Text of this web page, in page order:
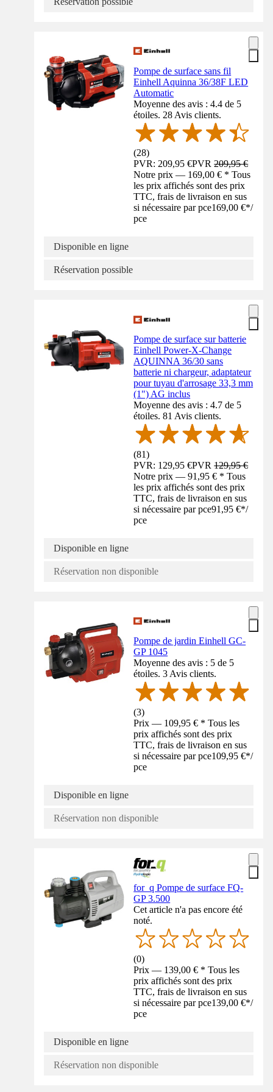
Pompe de surface sans fil
Einhell Aquinna 36/38F LED
Automatic
Moyenne des avis : 4.4 de 5
étoiles. 28 Avis clients.
(28)
PVR: 209,95 €PVR209,95 €
Notre prix — 169,00 € * Tous
les prix affichés sont des prix
TTC, frais de livraison en sus
si nécessaire par pce169,00 €*/
pce
Disponible en ligne
Réservation possible
Pompe de surface sur batterie
Einhell Power-X-Change
AQUINNA 36/30 sans
batterie ni chargeur, adaptateur
pour tuyau d'arrosage 33,3 mm
(1") AG inclus
Moyenne des avis : 4.7 de 5
étoiles. 81 Avis clients.
(81)
PVR: 129,95 €PVR129,95 €
Notre prix — 91,95 € * Tous
les prix affichés sont des prix
TTC, frais de livraison en sus
si nécessaire par pce91,95 €*/
pce
Disponible en ligne
Réservation non disponible
Pompe de jardin Einhell GC-
GP 1045
Moyenne des avis : 5 de 5
étoiles. 3 Avis clients.
(3)
Prix — 109,95 € * Tous les
prix affichés sont des prix
TTC, frais de livraison en sus
si nécessaire par pce109,95 €*/
pce
Disponible en ligne
Réservation non disponible
for_q Pompe de surface FQ-
GP 3.500
Cet article n'a pas encore été
noté.
(0)
Prix — 139,00 € * Tous les
prix affichés sont des prix
TTC, frais de livraison en sus
si nécessaire par pce139,00 €*/
pce
Disponible en ligne
Réservation non disponible